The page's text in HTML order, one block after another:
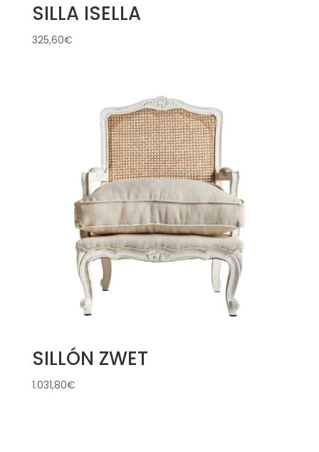
SILLA ISELLA
325,60€
SILLÓN ZWET
1.031,80€